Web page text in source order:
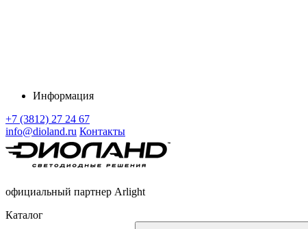
Информация
+7 (3812) 27 24 67
info@dioland.ru Контакты
официальный партнер Arlight
Каталог